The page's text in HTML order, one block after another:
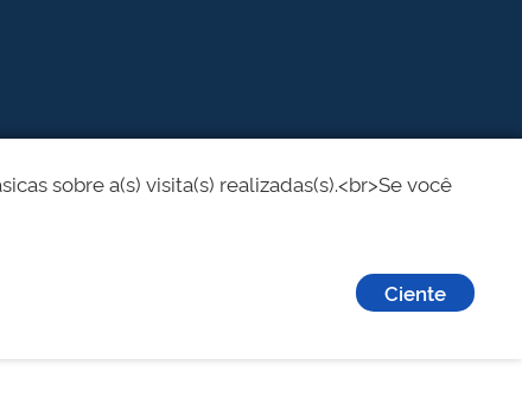
sobre a(s) visita(s) realizadas(s).<br>Se você
Ciente